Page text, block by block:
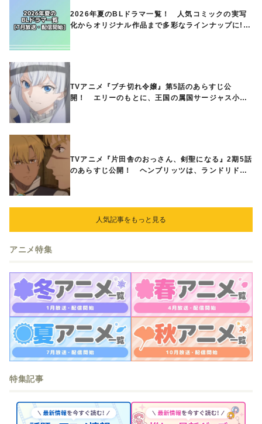
2026年夏のBLドラマ一覧！ 人気コミックの実写
化からオリジナル作品まで多彩なラインナップに!!
TVアニメ『ブチ切れ令嬢』第5話のあらすじ公
開！ エリーのもとに、王国の属国サージャス小王
TVアニメ『片田舎のおっさん、剣聖になる』2期5話
のあらすじ公開！ ヘンブリッツは、ランドリドに
人気記事をもっと見る
アニメ特集
特集記事